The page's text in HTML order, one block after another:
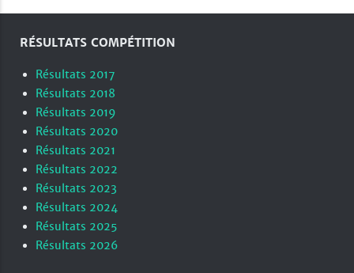
RÉSULTATS COMPÉTITION
Résultats 2017
Résultats 2018
Résultats 2019
Résultats 2020
Résultats 2021
Résultats 2022
Résultats 2023
Résultats 2024
Résultats 2025
Résultats 2026